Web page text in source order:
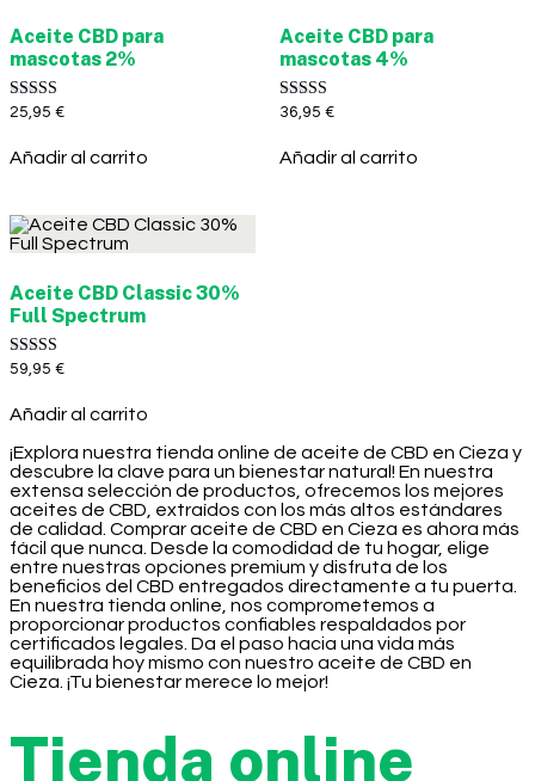
Aceite CBD para
mascotas 2%
Valorado con
25,95 €
Añadir al carrito
Aceite CBD para
mascotas 4%
Valorado con
36,95 €
Añadir al carrito
Aceite CBD Classic 30%
Full Spectrum
Valorado con
59,95 €
Añadir al carrito
¡Explora nuestra tienda online de aceite de CBD en Cieza y
descubre la clave para un bienestar natural! En nuestra
extensa selección de productos, ofrecemos los mejores
aceites de CBD, extraídos con los más altos estándares
de calidad. Comprar aceite de CBD en Cieza es ahora más
fácil que nunca. Desde la comodidad de tu hogar, elige
entre nuestras opciones premium y disfruta de los
beneficios del CBD entregados directamente a tu puerta.
En nuestra tienda online, nos comprometemos a
proporcionar productos confiables respaldados por
certificados legales. Da el paso hacia una vida más
equilibrada hoy mismo con nuestro aceite de CBD en
Cieza. ¡Tu bienestar merece lo mejor!
Tienda online